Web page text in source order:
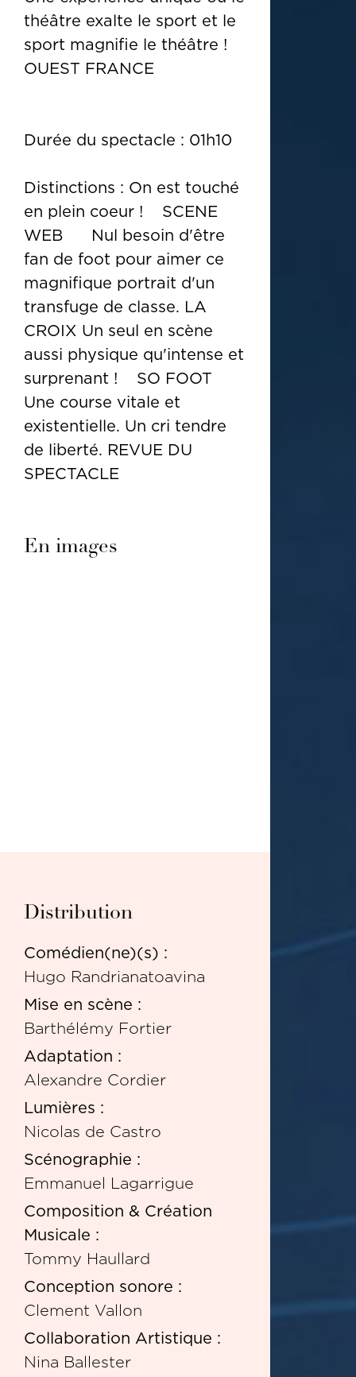
théâtre exalte le sport et le
sport magnifie le théâtre !
OUEST FRANCE
Durée du spectacle : 01h10
Distinctions : On est touché
en plein coeur ! SCENE
WEB Nul besoin d'être
fan de foot pour aimer ce
magnifique portrait d'un
transfuge de classe. LA
CROIX Un seul en scène
aussi physique qu'intense et
surprenant ! SO FOOT
Une course vitale et
existentielle. Un cri tendre
de liberté. REVUE DU
SPECTACLE
En images
Distribution
Comédien(ne)(s) :
Hugo Randrianatoavina
Mise en scène :
Barthélémy Fortier
Adaptation :
Alexandre Cordier
Lumières :
Nicolas de Castro
Scénographie :
Emmanuel Lagarrigue
Composition & Création
Musicale :
Tommy Haullard
Conception sonore :
Clement Vallon
Collaboration Artistique :
Nina Ballester